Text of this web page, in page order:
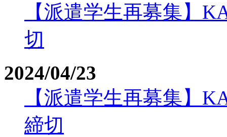
【派遣学生再募集】
切
2024/04/23
【派遣学生再募集】
締切